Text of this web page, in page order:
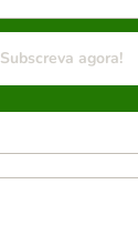
Subscreva agora!